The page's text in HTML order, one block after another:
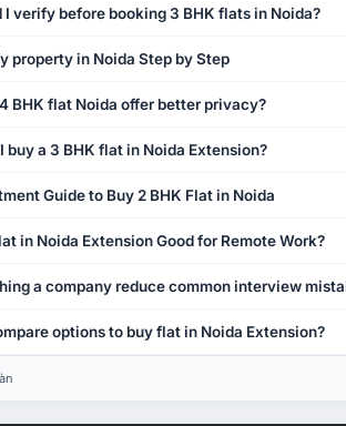
I verify before booking 3 BHK flats in Noida?
property in Noida Step by Step
BHK flat Noida offer better privacy?
buy a 3 BHK flat in Noida Extension?
Guide to Buy 2 BHK Flat in Noida
in Noida Extension Good for Remote Work?
a company reduce common interview
options to buy flat in Noida Extension?